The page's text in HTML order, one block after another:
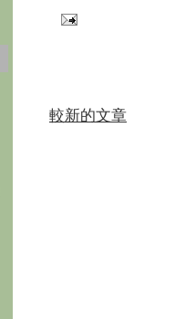
較新的文章